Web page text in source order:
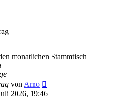
monatlichen Stammtisch
von Arno
Beitrag
2026, 19:46